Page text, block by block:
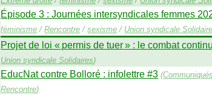
Épisode 3 : Journées intersyndicales femmes
féminisme /Rencontre /sexisme / Union syndicale
Projet de loi « permis de tuer» : le combat
Union syndicale Solidaires)
EducNat contre Bolloré : infolettre #3 (Communiqués
Rencontre)